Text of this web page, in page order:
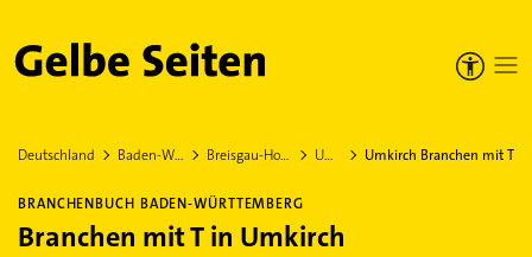
Gelbe Seiten
Deutschland Baden-Württemberg Breisgau-Hochschwarzwald Umkirch Umkirch Branchen mit T
BRANCHENBUCH BADEN-WÜRTTEMBERG
Branchen mit T in Umkirch